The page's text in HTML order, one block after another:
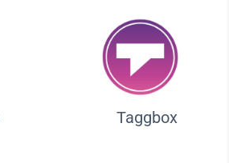
Taggbox